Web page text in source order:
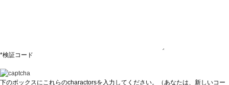
*検証コード
下のボックスにこれらのcharactorsを入力してください。
（あなたは、新しいコー